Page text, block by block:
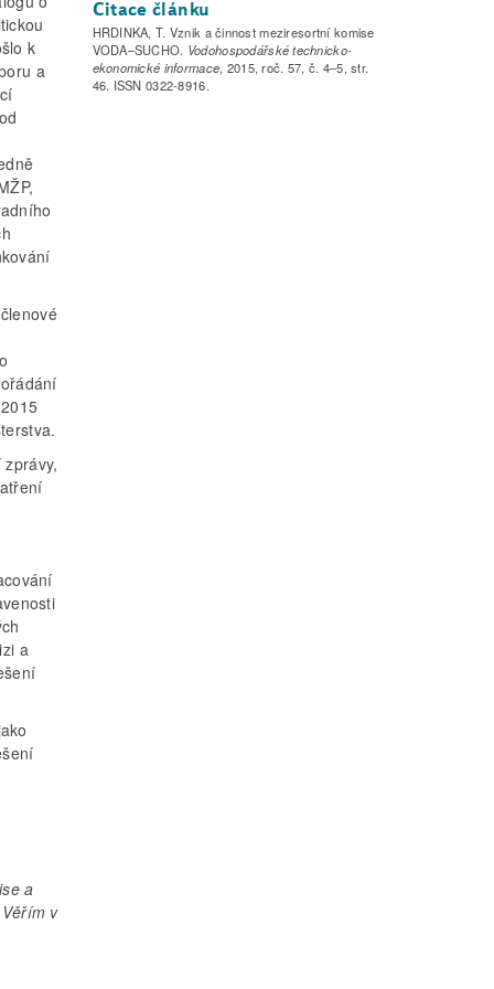
k
a
a
a
v
Citace článku
HRDINKA, T. Vznik a činnost meziresortní komise
VODA–SUCHO. Vodohospodářské technicko-
ekonomické informace, 2015, roč. 57, č. 4–5, str.
46. ISSN 0322-8916.